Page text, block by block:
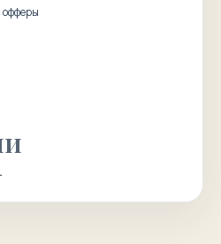
офферы